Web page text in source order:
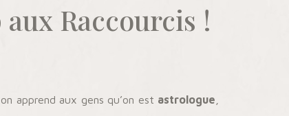
Raccourcis !
apprend aux gens qu’on est astrologue